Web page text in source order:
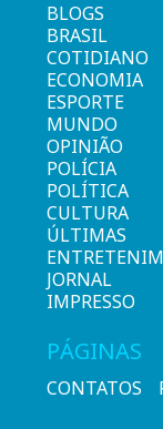
BLOGS
BRASIL
COTIDIANO
ECONOMIA
ESPORTE
MUNDO
OPINIÃO
POLÍCIA
POLÍTICA
CULTURA
ÚLTIMAS
JORNAL
IMPRESSO
PÁGINAS
CONTATOS